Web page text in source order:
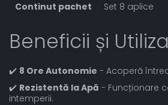
Continut pachet
Set 8 aplice
Beneficii și
✔️ 8 Ore Autonomie - Acoperă
✔️ Rezistentă la Apă - Funcționare
intemperii.